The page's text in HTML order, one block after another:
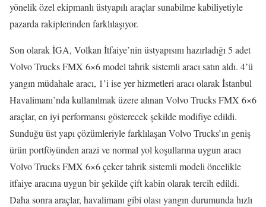
yönelik özel ekipmanlı üstyapılı araçlar sunabilme kabiliyetiyle
pazarda rakiplerinden farklılaşıyor.
Son olarak İGA, Volkan İtfaiye’nin üstyapısını hazırladığı 5 adet
Volvo Trucks FMX 6×6 model tahrik sistemli aracı satın aldı. 4’ü
yangın müdahale aracı, 1’i ise yer hizmetleri aracı olarak İstanbul
Havalimanı’nda kullanılmak üzere alınan Volvo Trucks FMX 6×6
araçlar, en iyi performansı gösterecek şekilde modifiye edildi.
Sunduğu üst yapı çözümleriyle farklılaşan Volvo Trucks’ın geniş
ürün portföyünden arazi ve normal yol koşullarına uygun aracı
Volvo Trucks FMX 6×6 çeker tahrik sistemli modeli öncelikle
itfaiye aracına uygun bir şekilde çift kabin olarak tercih edildi.
Daha sonra araçlar, havalimanı gibi olası yangın durumunda hızlı